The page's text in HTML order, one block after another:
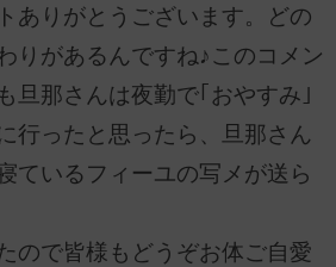
ありがとうございます。どの
りがあるんですね♪このコメン
旦那さんは夜勤で｢おやすみ｣
行ったと思ったら、旦那さん
ているフィーユの写メが送ら
ので皆様もどうぞお体ご自愛